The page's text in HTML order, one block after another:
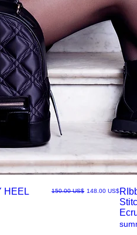
HEEL
سعر عادي‏150.00 US$ سعر البيع‏148.00 US$
العرض